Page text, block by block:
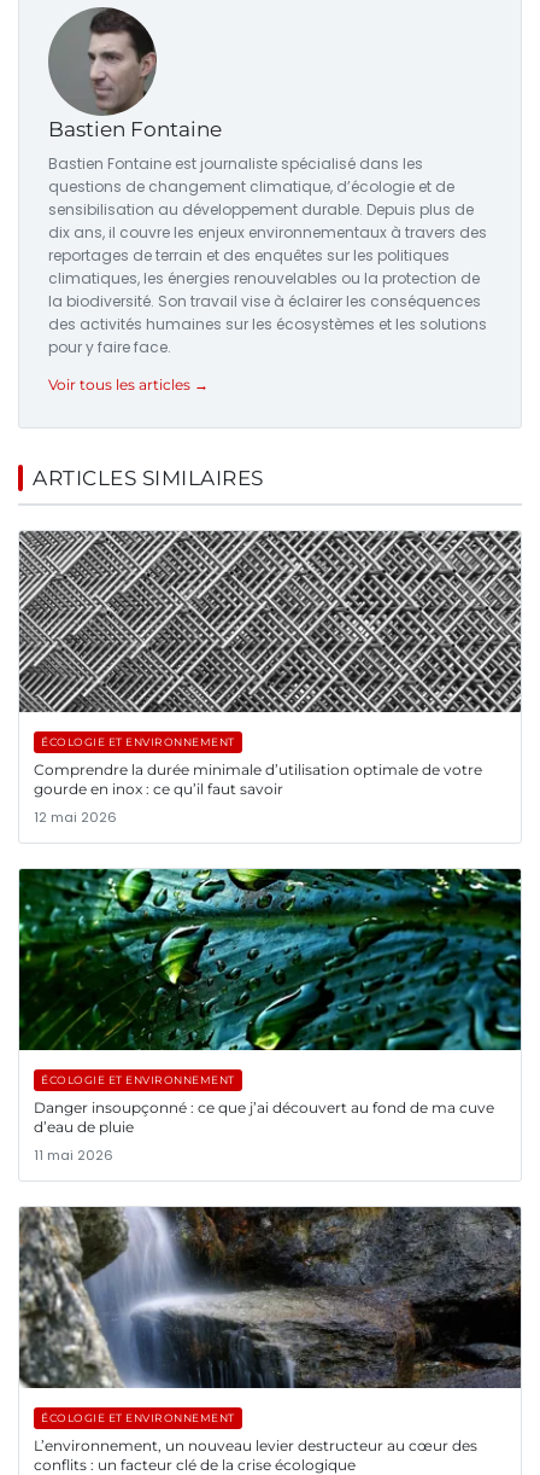
Bastien Fontaine
Bastien Fontaine est journaliste spécialisé dans les
questions de changement climatique, d’écologie et de
sensibilisation au développement durable. Depuis plus de
dix ans, il couvre les enjeux environnementaux à travers des
reportages de terrain et des enquêtes sur les politiques
climatiques, les énergies renouvelables ou la protection de
la biodiversité. Son travail vise à éclairer les conséquences
des activités humaines sur les écosystèmes et les solutions
pour y faire face.
Voir tous les articles →
ARTICLES SIMILAIRES
ÉCOLOGIE ET ENVIRONNEMENT
Comprendre la durée minimale d’utilisation optimale de votre
gourde en inox : ce qu’il faut savoir
12 mai 2026
ÉCOLOGIE ET ENVIRONNEMENT
Danger insoupçonné : ce que j’ai découvert au fond de ma cuve
d’eau de pluie
11 mai 2026
ÉCOLOGIE ET ENVIRONNEMENT
L’environnement, un nouveau levier destructeur au cœur des
conflits : un facteur clé de la crise écologique